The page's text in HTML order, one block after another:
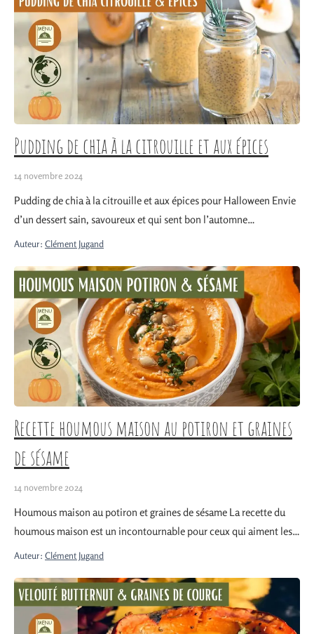
Pudding de chia à la citrouille et aux épices
14 novembre 2024
Pudding de chia à la citrouille et aux épices pour Halloween Envie
d’un dessert sain, savoureux et qui sent bon l’automne…
Auteur: Clément Jugand
Recette houmous maison au potiron et graines
de sésame
14 novembre 2024
Houmous maison au potiron et graines de sésame La recette du
houmous maison est un incontournable pour ceux qui aiment les…
Auteur: Clément Jugand